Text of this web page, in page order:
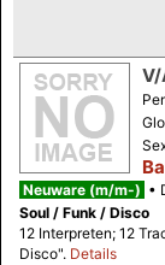
V/
Neuware (m/m-)
Soul / Funk / Disco
12 Interpreten; 12
Disco". Details